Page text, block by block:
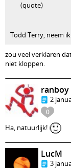
(quote)
Todd Terry, neem
zou veel verklaren
niet kloppen.
0
ranboy
2
Ha, natuurlijk! 🙂
LucM
3